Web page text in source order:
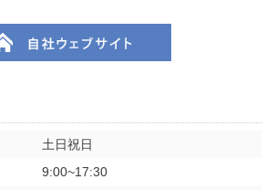
土日祝日
9:00~17:30